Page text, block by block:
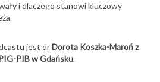
i dlaczego stanowi kluczowy
jest drDorota Koszka-Maroń z
PIB w Gdańsku.